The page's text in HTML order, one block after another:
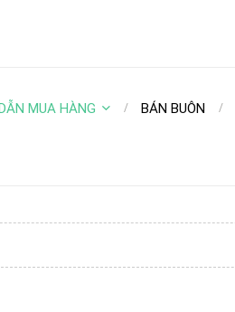
MUA HÀNG BÁN BUÔN